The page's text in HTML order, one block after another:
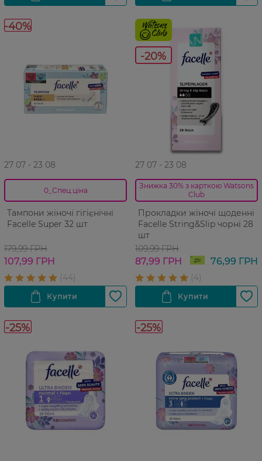
-40%
27 07 - 23 08
0_Спец.ціна
Тампони жіночі гігієнічні
Facelle Super 32 шт
179,99 ГРН
107,99 ГРН
-20%
27 07 - 23 08
Знижка 30% з карткою Watsons
Club
Прокладки жіночі щоденні
Facelle String&Slip чорні 28
шт
109,99 ГРН
87,99 ГРН 76,99 ГРН
-25% -25%